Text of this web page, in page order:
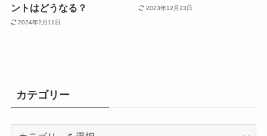
ントはどうなる？
2024年2月11日
2023年12月23日
カテゴリー